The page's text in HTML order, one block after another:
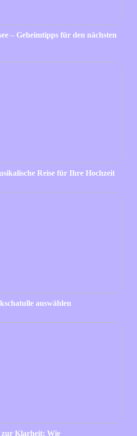
– Geheimtipps für den nächsten
Reise für Ihre Hochzeit
auswählen
Klarheit: Wie